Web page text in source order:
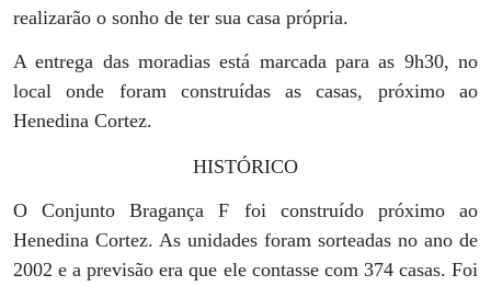
realizarão o sonho de ter sua casa própria.
A entrega das moradias está marcada para as 9h30, no
local onde foram construídas as casas, próximo ao
Henedina Cortez.
HISTÓRICO
O Conjunto Bragança F foi construído próximo ao
Henedina Cortez. As unidades foram sorteadas no ano de
2002 e a previsão era que ele contasse com 374 casas. Foi